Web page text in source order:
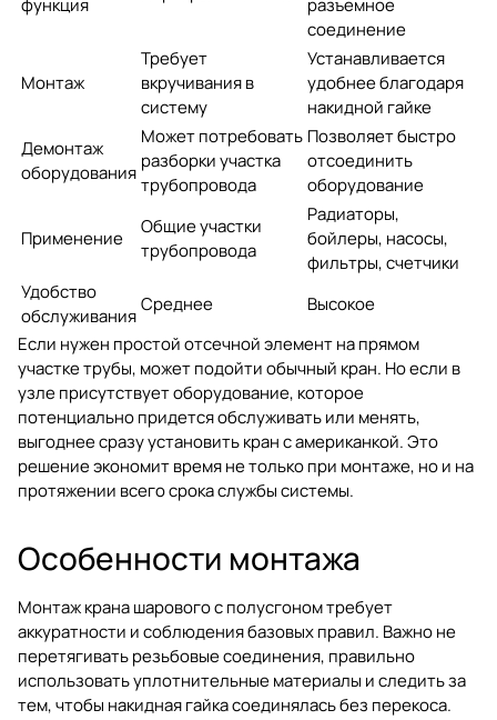
функция
разъемное
соединение
Монтаж
Требует
вкручивания в
систему
Устанавливается
удобнее благодаря
накидной гайке
Демонтаж
оборудования
Может потребовать
разборки участка
трубопровода
Позволяет быстро
отсоединить
оборудование
Применение
Общие участки
трубопровода
Радиаторы,
бойлеры, насосы,
фильтры, счетчики
Удобство
обслуживания
Среднее
Высокое
Если нужен простой отсечной элемент на прямом
участке трубы, может подойти обычный кран. Но если в
узле присутствует оборудование, которое
потенциально придется обслуживать или менять,
выгоднее сразу установить кран с американкой. Это
решение экономит время не только при монтаже, но и на
протяжении всего срока службы системы.
Особенности монтажа
Монтаж крана шарового с полусгоном требует
аккуратности и соблюдения базовых правил. Важно не
перетягивать резьбовые соединения, правильно
использовать уплотнительные материалы и следить за
тем, чтобы накидная гайка соединялась без перекоса.